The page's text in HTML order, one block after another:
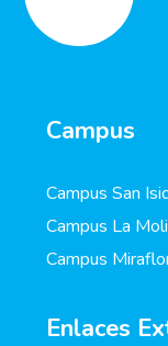
Campus
Campus San
Campus La
Campus
Enlaces